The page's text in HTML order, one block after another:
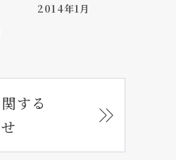
2014年1月
する